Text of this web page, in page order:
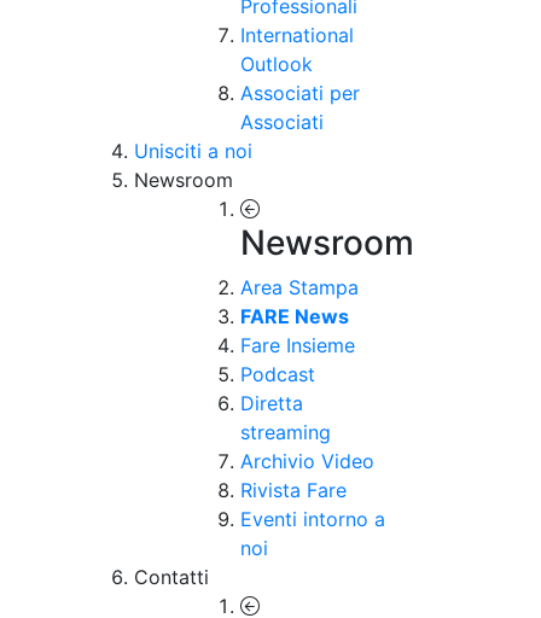
Professionali
International
Outlook
Associati per
Associati
Unisciti a noi
Newsroom
Newsroom
Area Stampa
FARE News
Fare Insieme
Podcast
Diretta
streaming
Archivio Video
Rivista Fare
Eventi intorno a
noi
Contatti